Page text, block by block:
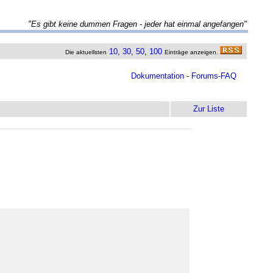
"Es gibt keine dummen Fragen - jeder hat einmal angefangen"
Die aktuellsten 10, 30, 50, 100 Einträge anzeigen.
Dokumentation - Forums-FAQ
Zur Liste